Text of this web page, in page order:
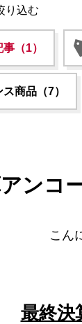
り込む
（1）
商品（7）
ンコ
こん
最終決